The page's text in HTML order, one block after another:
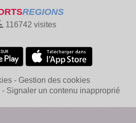
REGIONS
116742 visites
Gestion des cookies
Signaler un contenu inapproprié